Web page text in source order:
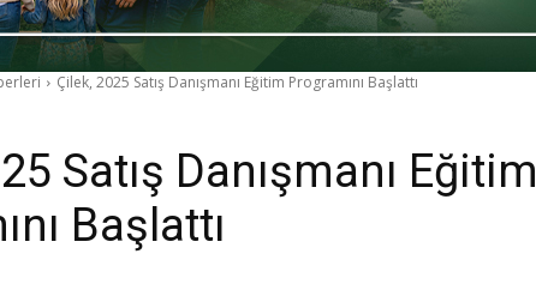
Çilek, 2025 Satış Danışmanı Eğitim Programını Başlattı
Satış Danışmanı Eğitim
Başlattı